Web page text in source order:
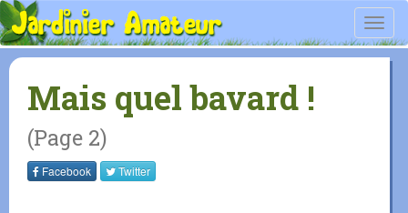
Mais quel bavard !
(Page 2)
Facebook Twitter